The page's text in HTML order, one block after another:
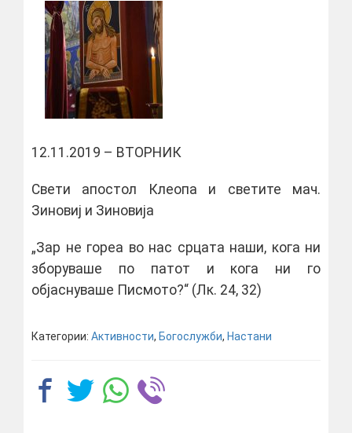
12.11.2019 – ВТОРНИК
Свети апостол Клеопа и светите мач.
Зиновиј и Зиновија
„Зар не гореа во нас срцата наши, кога ни
зборуваше по патот и кога ни го
објаснуваше Писмото?“ (Лк. 24, 32)
Категории: Активности, Богослужби, Настани